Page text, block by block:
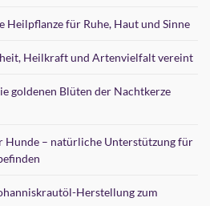
Heilpflanze für Ruhe, Haut und Sinne
Heilkraft und Artenvielfalt vereint
goldenen Blüten der Nachtkerze
– natürliche Unterstützung für
Herstellung zum